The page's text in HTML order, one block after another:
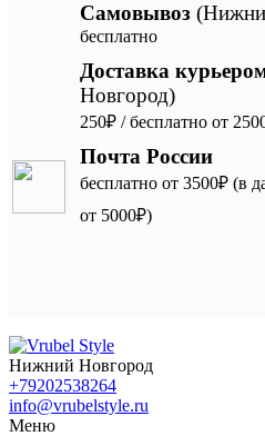
Самовывоз
бесплатно
Доставка
Новгород)
250₽ / бесплатно от
Почта России
бесплатно от 3500₽ (в
от 5000₽)
Нижний Новгород
+79202538264
info@vrubelstyle.ru
Меню